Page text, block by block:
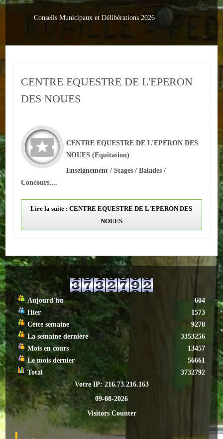
Voter
Urbanisme
Adresses/Téléphone
Santé
Social
Culturel
Arrêtes en cours
ECOLES
Ecole publique
Ecole privée
ASSOCIATIONS
Sportives
Loisirs et animations
Services
Culturelles
Conseils Municipaux et Délibérations 2026
CENTRE EQUESTRE DE L'EPERON
DES NOUES
CENTRE EQUESTRE DE L'EPERON DES
NOUES (Equitation)
Enseignement / Stages / Balades /
Concours....
Lire la suite : CENTRE EQUESTRE DE L'EPERON DES
NOUES
Aujourd'hu
Hier
Cette semaine
La semaine dernière
Mois en cours
Le mois dernier
Total
604
1573
9278
3353256
13457
56661
3732792
Votre IP: 216.73.216.163
09-08-2026
Visitors Counter